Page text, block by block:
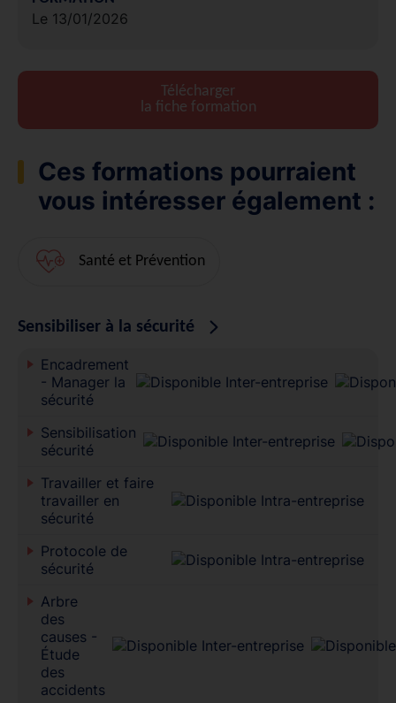
Le 13/01/2026
Télécharger
la fiche formation
Ces formations pourraient
vous intéresser également :
Santé et Prévention
Sensibiliser à la sécurité
Encadrement
- Manager la
sécurité
Sensibilisation
sécurité
Travailler et faire
travailler en
sécurité
Protocole de
sécurité
Arbre
des
causes -
Étude
des
accidents